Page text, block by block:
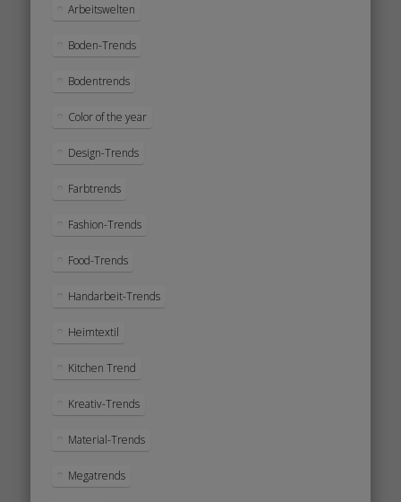
Arbeitswelten
Boden-Trends
Bodentrends
Color of the year
Design-Trends
Farbtrends
Fashion-Trends
Food-Trends
Handarbeit-Trends
Heimtextil
Kitchen Trend
Kreativ-Trends
Material-Trends
Megatrends